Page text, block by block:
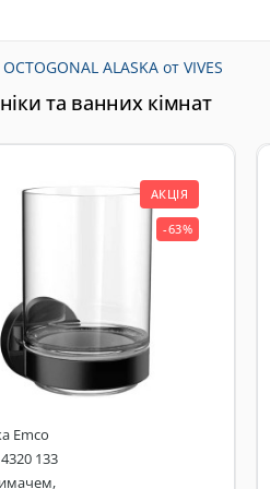
ALASKA от VIVES
та ванних кімнат
АКЦІЯ
-63%
Emco
133